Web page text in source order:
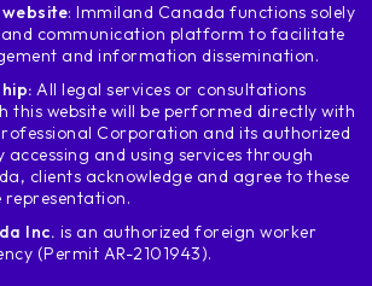
: Immiland Canada functions solely
communication platform to facilitate
and information dissemination.
All legal services or consultations
this website will be performed directly with
Corporation and its authorized
accessing and using services through
clients acknowledge and agree to these
representation.
Inc. is an authorized foreign worker
(Permit AR-2101943).